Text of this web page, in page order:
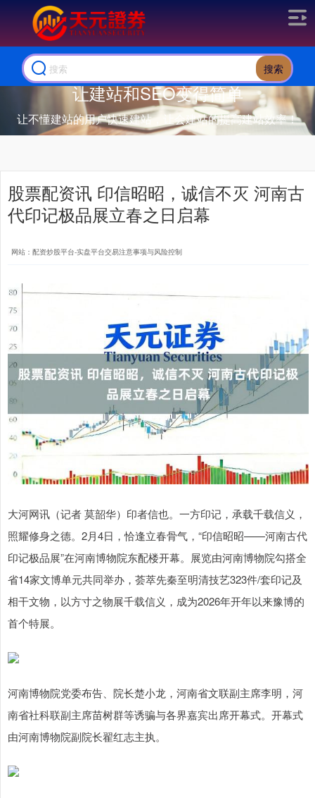
搜索
让建站和SEO变得简单
让不懂建站的用户快速建站，让会建站的提高建站效率！
股票配资讯 印信昭昭，诚信不灭 河南古
代印记极品展立春之日启幕
网站：配资炒股平台-实盘平台交易注意事项与风险控制
大河网讯（记者 莫韶华）印者信也。一方印记，承载千载信义，
照耀修身之德。2月4日，恰逢立春骨气，“印信昭昭——河南古代
印记极品展”在河南博物院东配楼开幕。展览由河南博物院勾搭全
省14家文博单元共同举办，荟萃先秦至明清技艺323件/套印记及
相干文物，以方寸之物展千载信义，成为2026年开年以来豫博的
首个特展。
河南博物院党委布告、院长楚小龙，河南省文联副主席李明，河
南省社科联副主席苗树群等诱骗与各界嘉宾出席开幕式。开幕式
由河南博物院副院长翟红志主执。